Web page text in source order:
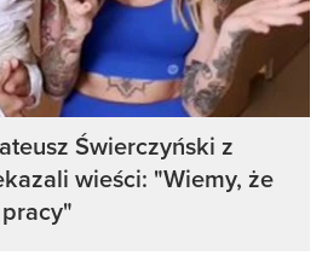
Świerczyński z
wieści: "Wiemy, że